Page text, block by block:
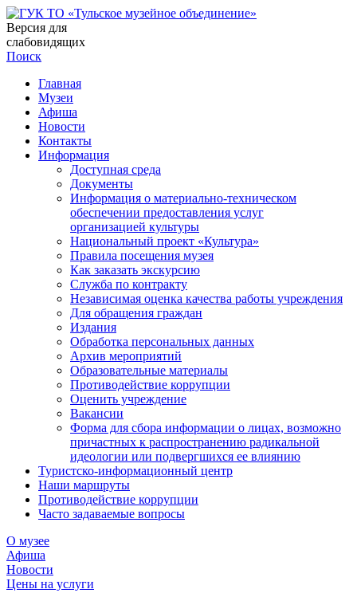
Версия для
слабовидящих
Поиск
Главная
Музеи
Афиша
Новости
Контакты
Информация
Доступная среда
Документы
Информация о материально-техническом
обеспечении предоставления услуг
организацией культуры
Национальный проект «Культура»
Правила посещения музея
Как заказать экскурсию
Служба по контракту
Независимая оценка качества работы учреждения
Для обращения граждан
Издания
Обработка персональных данных
Архив мероприятий
Образовательные материалы
Противодействие коррупции
Оценить учреждение
Вакансии
Форма для сбора информации о лицах, возможно
причастных к распространению радикальной
идеологии или подвергшихся ее влиянию
Туристско-информационный центр
Наши маршруты
Противодействие коррупции
Часто задаваемые вопросы
О музее
Афиша
Новости
Цены на услуги